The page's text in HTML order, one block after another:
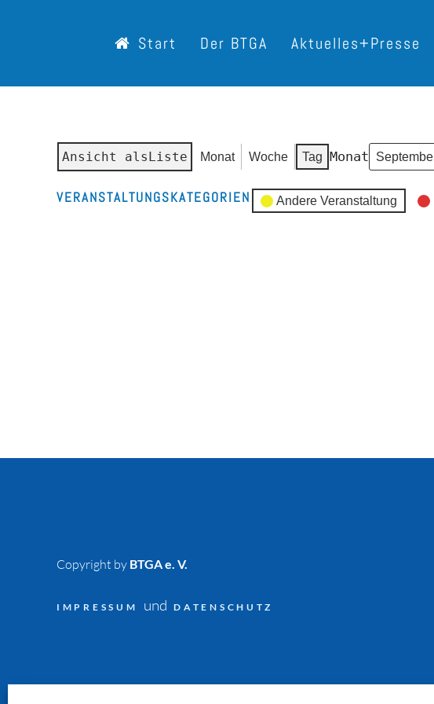
Start Der BTGA Aktuelles+Presse
Ansicht alsListe Monat Woche Tag Monat
VERANSTALTUNGSKATEGORIEN Andere Veranstaltung
Copyright by BTGA e. V.
IMPRESSUM undDATENSCHUTZ